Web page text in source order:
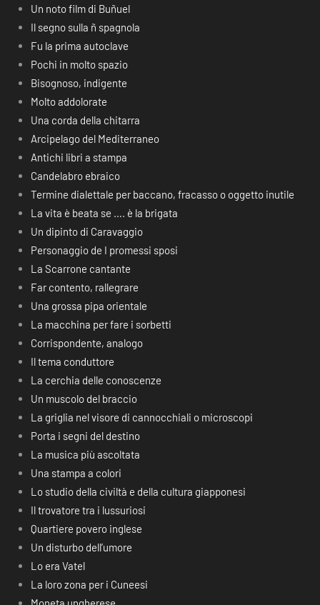
Un noto film di Buñuel
Il segno sulla ñ spagnola
Fu la prima autoclave
Pochi in molto spazio
Bisognoso, indigente
Molto addolorate
Una corda della chitarra
Arcipelago del Mediterraneo
Antichi libri a stampa
Candelabro ebraico
Termine dialettale per baccano, fracasso o oggetto inutile
La vita è beata se …. è la brigata
Un dipinto di Caravaggio
Personaggio de I promessi sposi
La Scarrone cantante
Far contento, rallegrare
Una grossa pipa orientale
La macchina per fare i sorbetti
Corrispondente, analogo
Il tema conduttore
La cerchia delle conoscenze
Un muscolo del braccio
La griglia nel visore di cannocchiali o microscopi
Porta i segni del destino
La musica più ascoltata
Una stampa a colori
Lo studio della civiltà e della cultura giapponesi
Il trovatore tra i lussuriosi
Quartiere povero inglese
Un disturbo dell’umore
Lo era Vatel
La loro zona per i Cuneesi